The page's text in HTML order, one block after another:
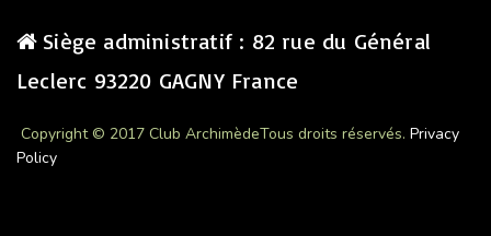
Siège administratif : 82 rue du Général
Leclerc 93220 GAGNY France
Copyright © 2017 Club ArchimèdeTous droits réservés. Privacy
Policy